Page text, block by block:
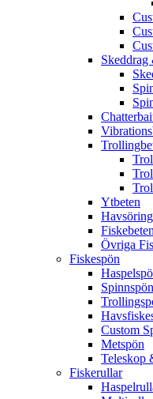
Skeddrag
Ytbeten
Övriga
Fiskespön
Spinnspön
Custom
Metspön
Teleskop
Fiskerullar